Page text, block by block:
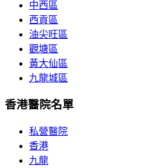
中西區
西貢區
油尖旺區
觀塘區
黃大仙區
九龍城區
香港醫院名單
私營醫院
香港
九龍